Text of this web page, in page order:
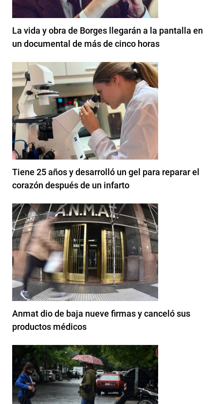
La vida y obra de Borges llegarán a la pantalla en
un documental de más de cinco horas
Tiene 25 años y desarrolló un gel para reparar el
corazón después de un infarto
Anmat dio de baja nueve firmas y canceló sus
productos médicos